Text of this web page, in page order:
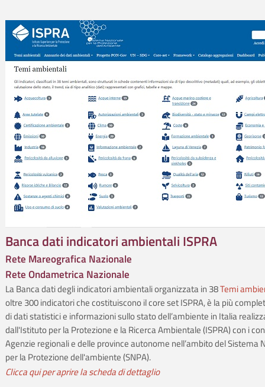
Banca dati indicatori ambientali ISPRA
Rete Mareografica Nazionale
Rete Ondametrica Nazionale
La Banca dati degli indicatori ambientali organizzata in 38Temi
oltre 300 indicatori che costituiscono il core set ISPRA, è la più
di dati statistici e informazioni sullo stato dell’ambiente in Italia
dall'Istituto per la Protezione e la Ricerca Ambientale (ISPRA) con i
Agenzie regionali e delle province autonome nell’ambito del Sistema
per la Protezione dell'ambiente (SNPA).
Clicca qui per aprire la scheda di dettaglio